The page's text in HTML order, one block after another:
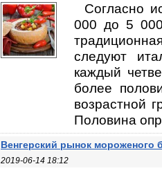
Согласно
000 до 5
следуют
каждый
более
возрастной
Половина
Венгерский рынок мороженого
2019-06-14 18:12